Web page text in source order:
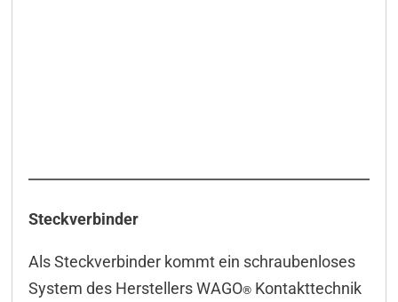
Steckverbinder
Als Steckverbinder kommt ein schraubenloses
System des Herstellers WAGO®Kontakttechnik